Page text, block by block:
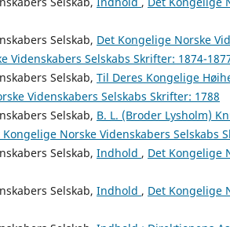
Selskab, Det Kongelige Norske
Videnskabers Selskabs Skrifter: 1874-
Selskab, Til Deres Kongelige
Videnskabers Selskabs Skrifter: 1788
Selskab, B. L. (Broder Lysholm)
Kongelige Norske Videnskabers Selskabs
Selskab, Indhold , Det Kongelige
Selskab, Indhold , Det Kongelige